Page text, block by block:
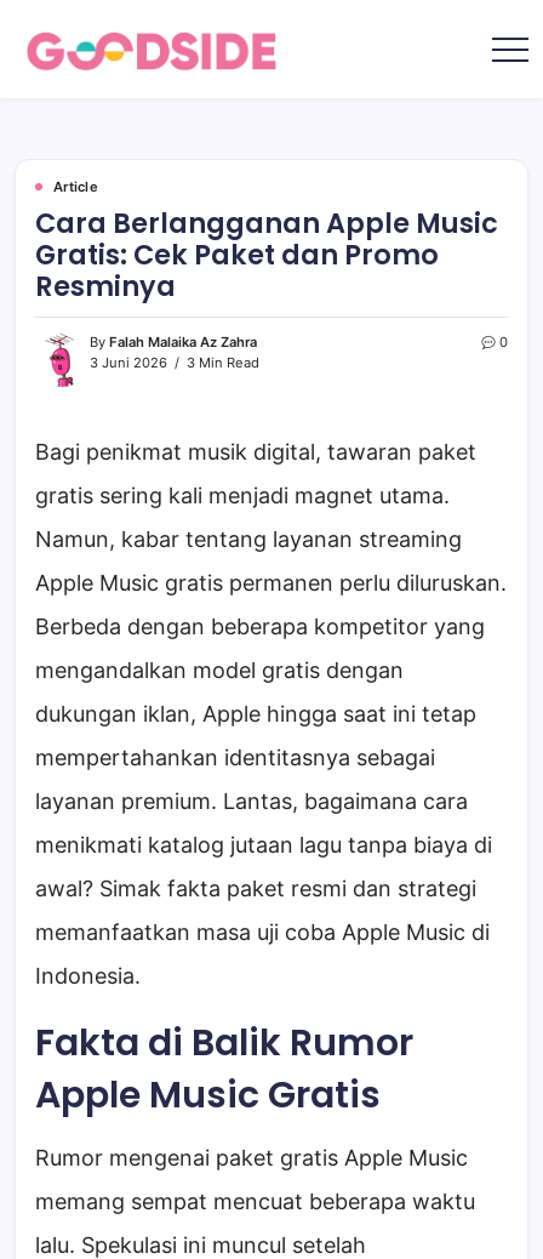
Gen
Indonesia
tentang
teknologi,
musik,
gaya
hidup,
kecantikan
hingga
Article
Cara Berlangganan Apple Music
Gratis: Cek Paket dan Promo
Resminya
By Falah Malaika Az Zahra
3 Juni 2026
3 Min Read
0
Bagi penikmat musik digital, tawaran paket
gratis sering kali menjadi magnet utama.
Namun, kabar tentang layanan streaming
Apple Music gratis permanen perlu diluruskan.
Berbeda dengan beberapa kompetitor yang
mengandalkan model gratis dengan
dukungan iklan, Apple hingga saat ini tetap
mempertahankan identitasnya sebagai
layanan premium. Lantas, bagaimana cara
menikmati katalog jutaan lagu tanpa biaya di
awal? Simak fakta paket resmi dan strategi
memanfaatkan masa uji coba Apple Music di
Indonesia.
Fakta di Balik Rumor
Apple Music Gratis
Rumor mengenai paket gratis Apple Music
memang sempat mencuat beberapa waktu
lalu. Spekulasi ini muncul setelah